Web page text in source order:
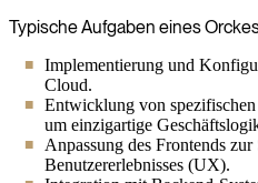
Typische Aufgaben eines
Implementierung und
Cloud.
Entwicklung von
um einzigartige
Anpassung des Frontends
Benutzererlebnisses (UX).